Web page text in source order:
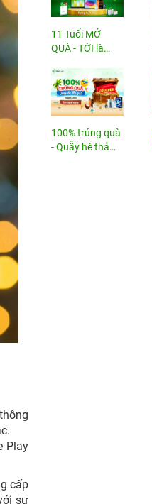
Play
cấp
sự
11 Tuổi MỞ
QUÀ - TỚI là
100% trúng quà
- Quẫy hè thả